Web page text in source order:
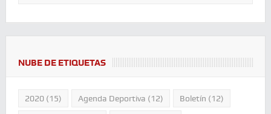
NUBE DE ETIQUETAS
2020(15) Agenda Deportiva (12) Boletín (12)